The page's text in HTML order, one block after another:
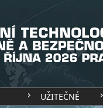
UŽITEČNÉ